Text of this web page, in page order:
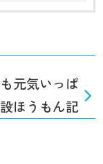
元気いっぱ
ほうもん記